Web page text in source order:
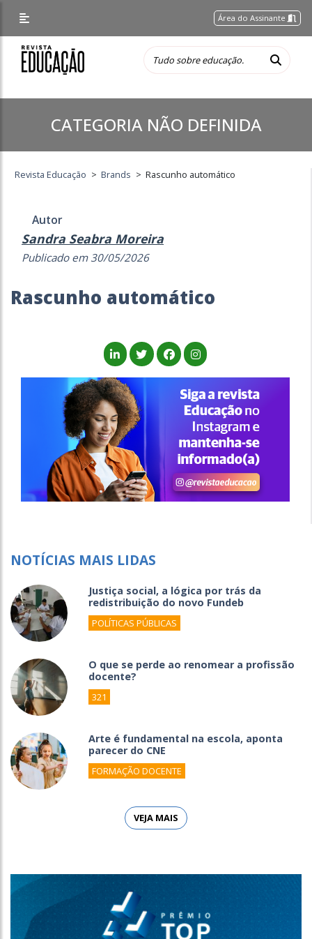
Área do Assinante
CATEGORIA NÃO DEFINIDA
Revista Educação > Brands > Rascunho automático
Autor
Sandra Seabra Moreira
Publicado em 30/05/2026
Rascunho automático
NOTÍCIAS MAIS LIDAS
Justiça social, a lógica por trás da
redistribuição do novo Fundeb
POLÍTICAS PÚBLICAS
O que se perde ao renomear a profissão
docente?
321
Arte é fundamental na escola, aponta
parecer do CNE
FORMAÇÃO DOCENTE
VEJA MAIS